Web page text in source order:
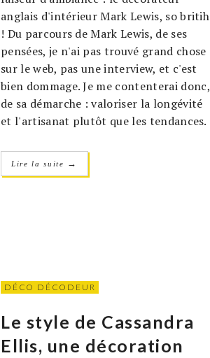
anglais d'intérieur Mark Lewis, so britih
! Du parcours de Mark Lewis, de ses
pensées, je n'ai pas trouvé grand chose
sur le web, pas une interview, et c'est
bien dommage. Je me contenterai donc,
de sa démarche : valoriser la longévité
et l'artisanat plutôt que les tendances.
Lire la suite →
DÉCO DÉCODEUR
Le style de Cassandra
Ellis, une décoration